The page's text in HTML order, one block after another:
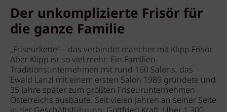
Der unkomplizierte Frisör für
die ganze Familie
„Friseurkette“ – das verbindet mancher mit Klipp Frisör.
Aber Klipp ist so viel mehr: Ein Familien-
Traditionsunternehmen mit rund 160 Salons, das
Ewald Lanzl mit einem ersten Salon 1989 gründete und
35 Jahre später zum größten Friseurunternehmen
Österreichs ausbaute. Seit vielen Jahren an seiner Seite